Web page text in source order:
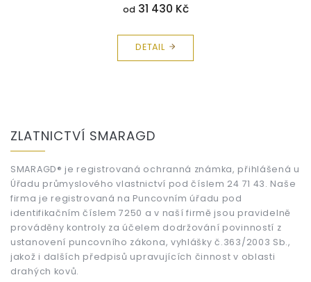
od31 430 Kč
DETAIL
ZLATNICTVÍ SMARAGD
SMARAGD® je registrovaná ochranná známka, přihlášená u
Úřadu průmyslového vlastnictví pod číslem 24 71 43. Naše
firma je registrovaná na Puncovním úřadu pod
identifikačním číslem 7250 a v naší firmě jsou pravidelně
prováděny kontroly za účelem dodržování povinností z
ustanovení puncovního zákona, vyhlášky č.363/2003 Sb.,
jakož i dalších předpisů upravujících činnost v oblasti
drahých kovů.